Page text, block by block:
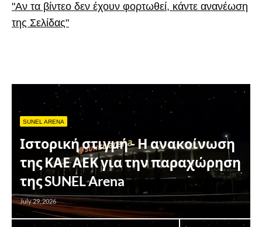
"Αν τα βίντεο δεν έχουν φορτωθεί, κάντε ανανέωση
της Σελίδας"
SUNEL ARENA
Ιστορική στιγμή - Η ανακοίνωση
της ΚΑΕ ΑΕΚ για την παραχώρηση
της SUNEL Arena
July 29, 2026